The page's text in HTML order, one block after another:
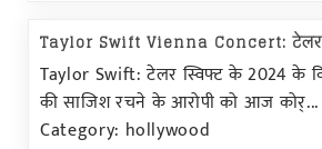
Taylor Swift Vienna Concert: टेलर
Taylor Swift: टेलर स्विफ्ट के 2024 के
की साजिश रचने के आरोपी को आज कोर्...
Category: hollywood